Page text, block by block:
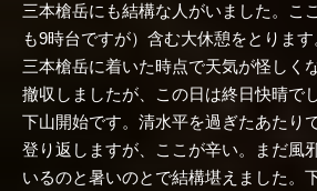
三本槍岳にも結構な人がいました。こ
も9時台ですが）含む大休憩をとりま
三本槍岳に着いた時点で天気が怪しく
撤収しましたが、この日は終日快晴で
下山開始です。清水平を過ぎたあたり
登り返しますが、ここが辛い。まだ風
いるのと暑いのとで結構堪えました。